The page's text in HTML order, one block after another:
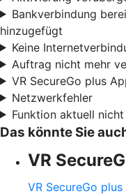
Bankverbindung
hinzugefügt
Keine
Auftrag nicht mehr
VR SecureGo plus
Netzwerkfehler
Funktion aktuell
Das könnte Sie
VR
VR SecureGo plus